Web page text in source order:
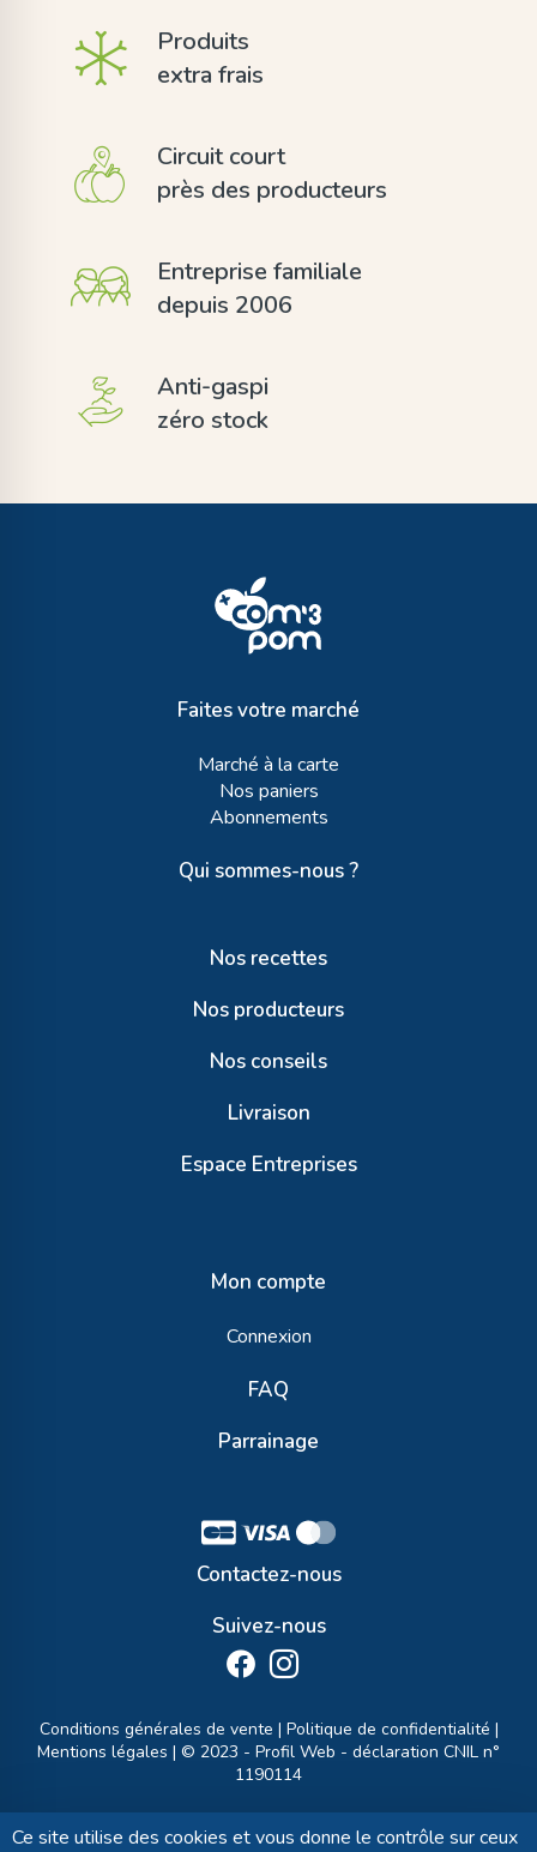
Produits
extra frais
Circuit court
près des producteurs
Entreprise familiale
depuis 2006
Anti-gaspi
zéro stock
Faites votre marché
Marché à la carte
Nos paniers
Abonnements
Qui sommes-nous ?
Nos recettes
Nos producteurs
Nos conseils
Livraison
Espace Entreprises
Mon compte
Connexion
FAQ
Parrainage
Contactez-nous
Suivez-nous
Conditions générales de vente | Politique de confidentialité |
Mentions légales | © 2023 - Profil Web - déclaration CNIL n°
1190114
Ce site utilise des cookies et vous donne le contrôle sur ceux